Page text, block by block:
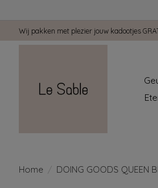
Wij pakken met plezier jouw kadootjes
Home / DOING GOODS QUEEN